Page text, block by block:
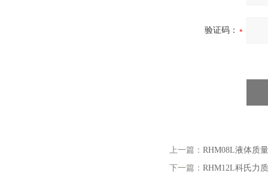
验证码：
上一篇： RHM08L液体质
下一篇： RHM12L科氏力